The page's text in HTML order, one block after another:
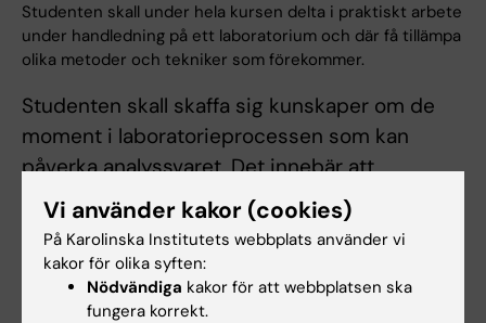
Studenten skall under hela kursen delta i praktiskt arbete
under handledning på ett laboratorium och där få tillämpa
olika metoder och tekniker som förekommer.
Studenten skall skaffa sig kunskaper om de
moment i laboratorieprocessen som kan
påverka analyssvaret. Det innebär att
studenten genom praktiskt arbete och
teoretiska studier tillägnar sig kunskaper om
analysprinciper, det tekniska utförandet samt
resultatbedömning.
Vi använder kakor (cookies)
På Karolinska Institutets webbplats använder vi
kakor för olika syften:
Nödvändiga kakor för att webbplatsen ska
fungera korrekt.